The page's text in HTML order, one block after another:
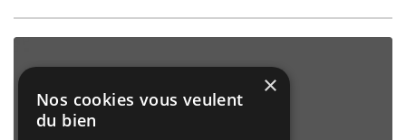
×
Nos cookies vous veulent
du bien